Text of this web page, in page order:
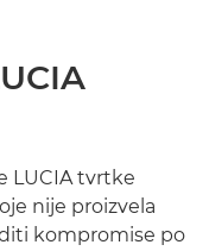
LUCIA tvrtke
nije proizvela
kompromise po